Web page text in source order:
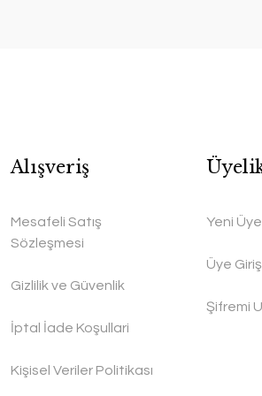
Alışveriş
Mesafeli Satış
Sözleşmesi
Gizlilik ve Güvenlik
İptal İade Koşullari
Kişisel Veriler Politikası
Yeni
Üye
Şifremi